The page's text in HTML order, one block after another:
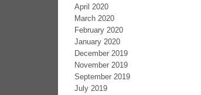
April 2020
March 2020
February 2020
January 2020
December 2019
November 2019
September 2019
July 2019